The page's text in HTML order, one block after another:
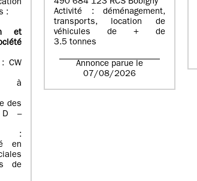
:
et
CW
à
des
D –
:
en
de
490 684 123 RCS Bobigny
Activité : déménagement,
transports, location de
véhicules de + de
3.5 tonnes
Annonce parue le
07/08/2026